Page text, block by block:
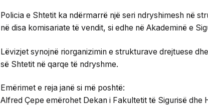
Policia e Shtetit ka ndërmarrë një seri ndryshimesh në
në disa komisariate të vendit, si edhe në Akademinë e
Lëvizjet synojnë riorganizimin e strukturave drejtuese
së Shtetit në qarqe të ndryshme.
Emërimet e reja janë si më poshtë:
Alfred Çepe emërohet Dekan i Fakultetit të Sigurisë dhe